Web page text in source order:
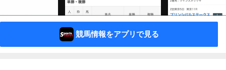
競馬情報をアプリで見る